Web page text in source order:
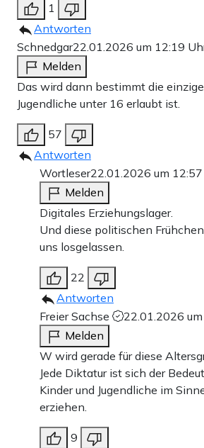
1
Antworten
Schnedgar22.01.2026 um 12:19
Melden
Das wird dann bestimmt die
Jugendliche unter 16 erlaubt ist.
57
Antworten
Wortleser22.01.2026 um
Melden
Digitales Erziehungslager.
Und diese politischen
uns losgelassen.
22
Antworten
Freier Sachse
22.01.2026
Melden
W wird gerade für diese
Jede Diktatur ist sich der
Kinder und Jugendliche im
erziehen.
9